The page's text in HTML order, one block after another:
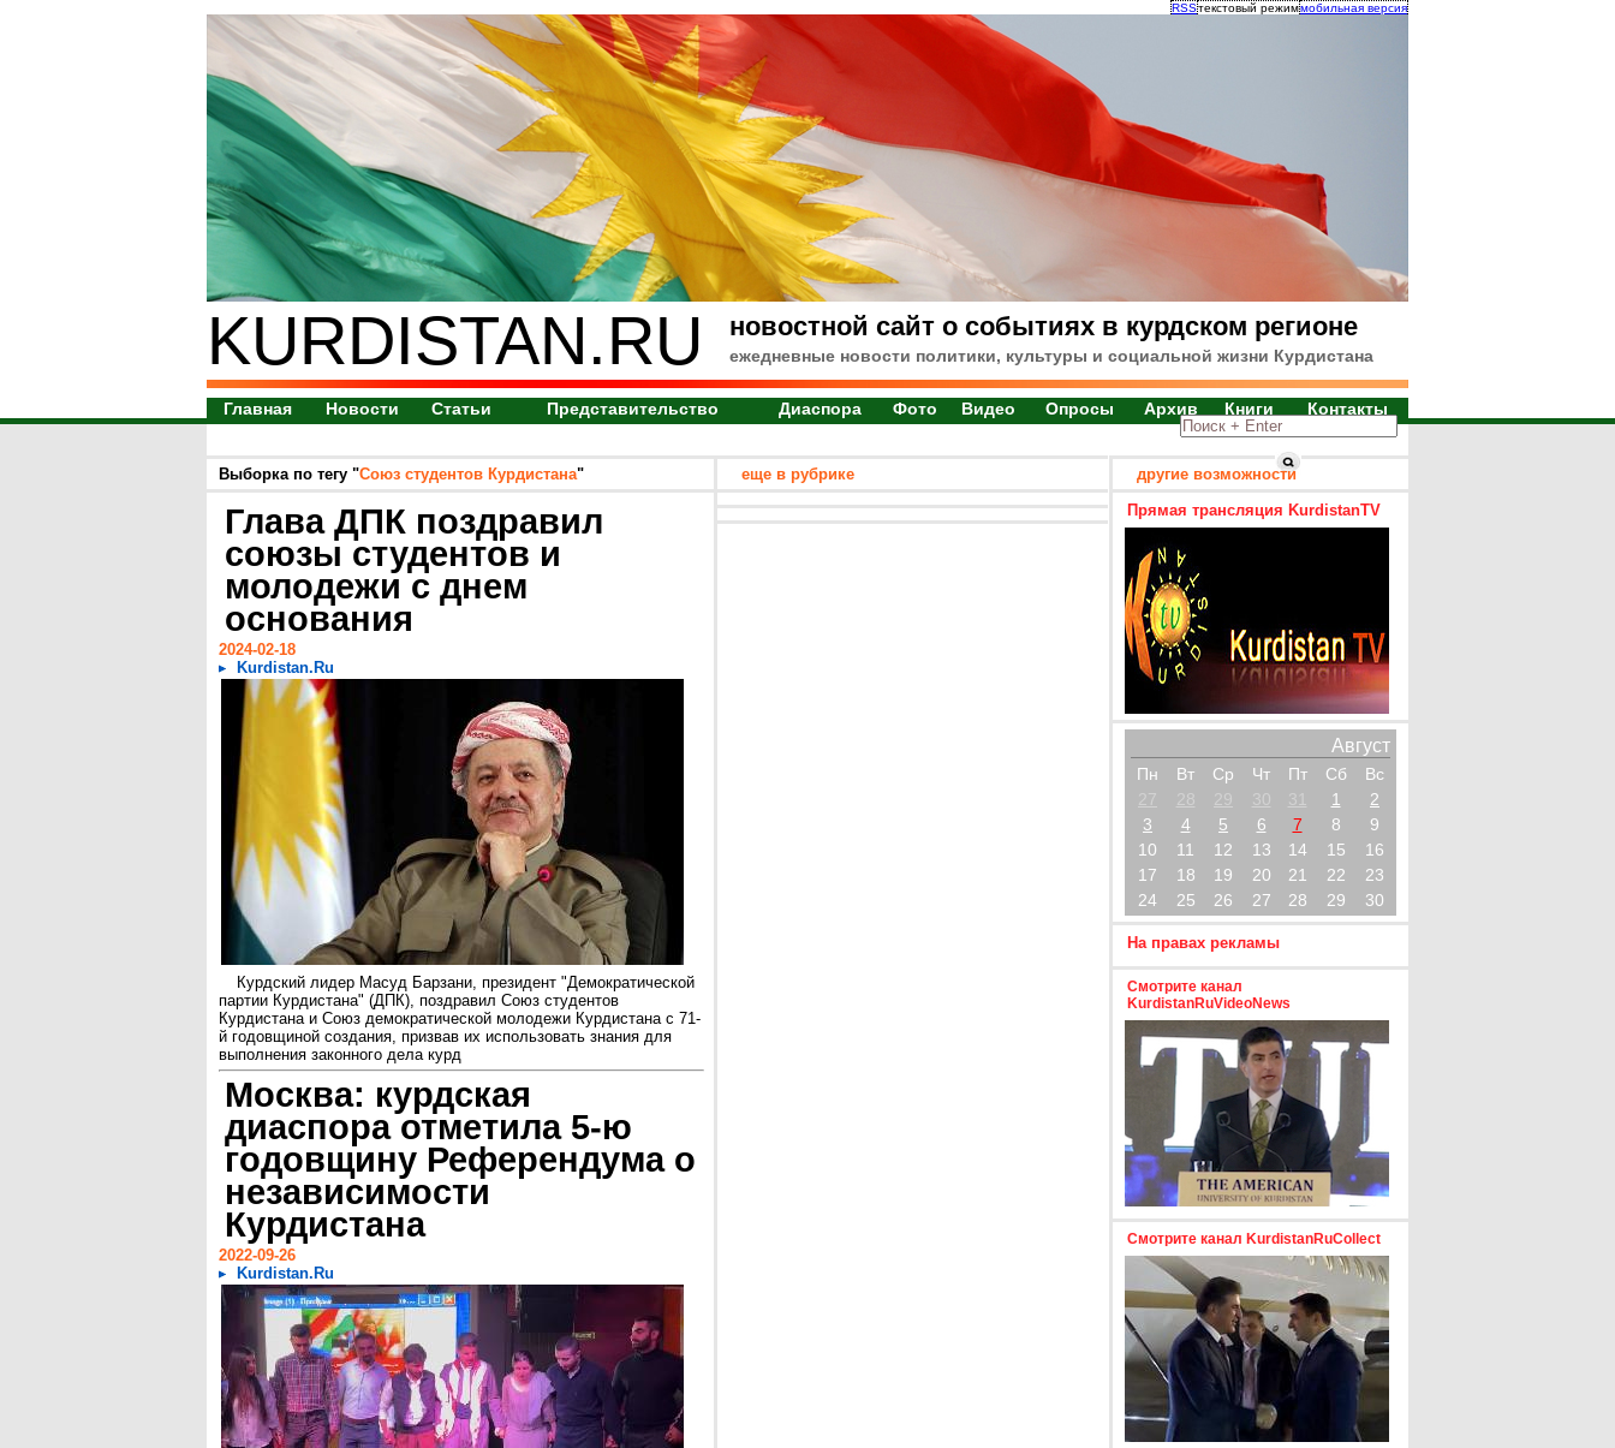
RSSтекстовый режиммобильная версия
KURDISTAN.RU новостной сайт о событиях в курдском регионе
ежедневные новости политики, культуры и социальной жизни Курдистана
Главная Новости Статьи Представительство Диаспора Фото Видео Опросы Архив Книги Контакты
Выборка по тегу "Союз студентов Курдистана"
Глава ДПК поздравил
союзы студентов и
молодежи с днем
основания
2024-02-18
Kurdistan.Ru
Курдский лидер Масуд Барзани, президент "Демократической
партии Курдистана" (ДПК), поздравил Союз студентов
Курдистана и Союз демократической молодежи Курдистана с 71-
й годовщиной создания, призвав их использовать знания для
выполнения законного дела курд
Москва: курдская
диаспора отметила 5-ю
годовщину Референдума о
независимости
Курдистана
2022-09-26
Kurdistan.Ru
еще в рубрике
другие возможности
Прямая трансляция KurdistanTV
Август
Пн Вт Ср Чт Пт Сб
Вс
27
28 29 30 31 1
2
3
4 5 6 7 8
9
10
11 12 13 14 15
16
17
18 19 20 21 22
23
24
25 26 27 28 29 30
На правах рекламы
Смотрите канал
KurdistanRuVideoNews
Смотрите канал KurdistanRuCollect